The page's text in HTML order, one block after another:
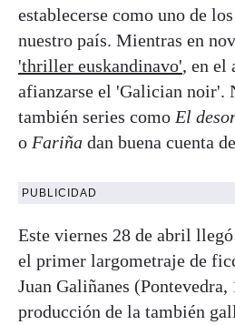
establecerse como uno de
nuestro país. Mientras en
'thriller euskandinavo', en el
afianzarse el 'Galician noir'.
también series como El
o Fariña dan buena cuenta
PUBLICIDAD
Este viernes 28 de abril
el primer largometraje de
Juan Galiñanes (Pontevedra,
producción de la también